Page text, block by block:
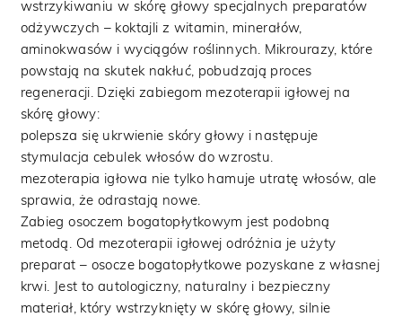
wstrzykiwaniu w skórę głowy specjalnych preparatów
odżywczych – koktajli z witamin, minerałów,
aminokwasów i wyciągów roślinnych. Mikrourazy, które
powstają na skutek nakłuć, pobudzają proces
regeneracji. Dzięki zabiegom mezoterapii igłowej na
skórę głowy:
polepsza się ukrwienie skóry głowy i następuje
stymulacja cebulek włosów do wzrostu.
mezoterapia igłowa nie tylko hamuje utratę włosów, ale
sprawia, że odrastają nowe.
Zabieg osoczem bogatopłytkowym jest podobną
metodą. Od mezoterapii igłowej odróżnia je użyty
preparat – osocze bogatopłytkowe pozyskane z własnej
krwi. Jest to autologiczny, naturalny i bezpieczny
materiał, który wstrzyknięty w skórę głowy, silnie